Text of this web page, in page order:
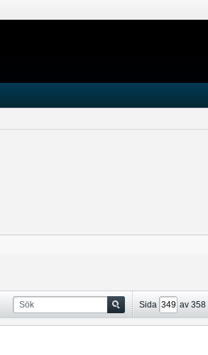
Sida av 358